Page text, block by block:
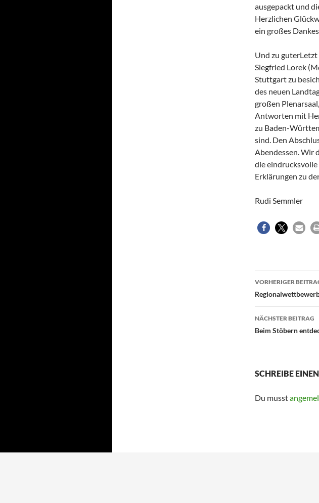
ausgepackt und
Herzlichen
ein großes
Und zu guterLetzt
Siegfried Lorek
Stuttgart zu
des neuen
großen
Antworten mit
zu Baden-
sind. Den
Abendessen. Wir
die
Erklärungen zu
Rudi Semmler
VORHERIGER
NÄCHSTER BEITRAG
Beim Stöbern
SCHREIBE
Du musst